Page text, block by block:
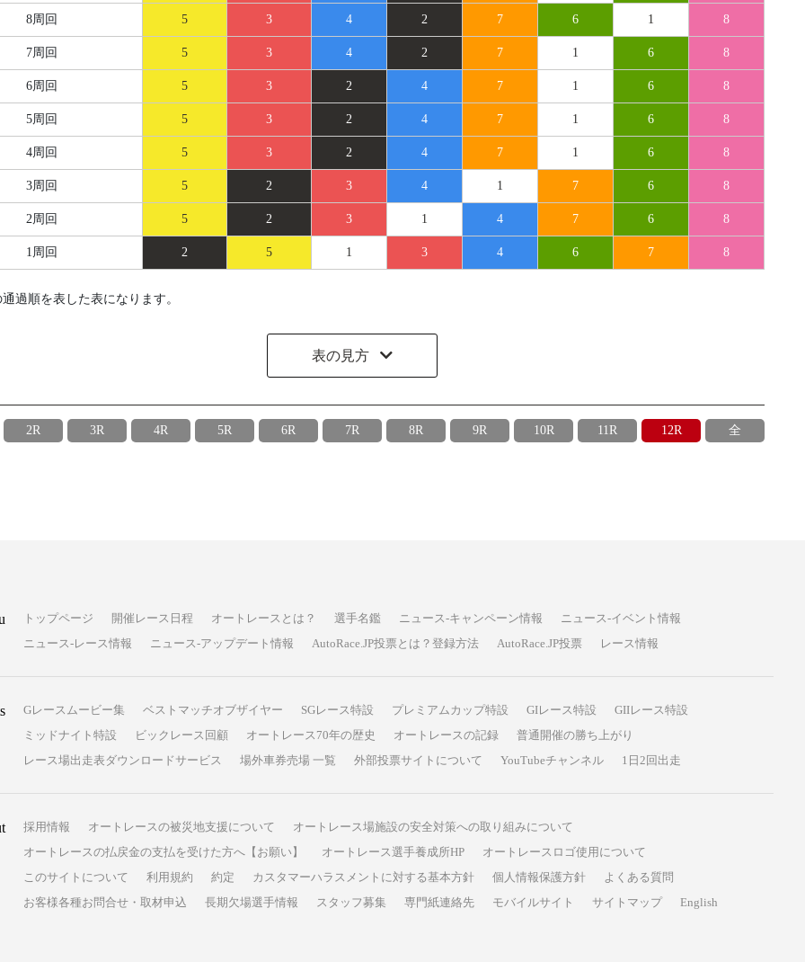
8周回 5 3 4 2 7 6 1 8
7周回 5 3 4 2 7 1 6 8
6周回 5 3 2 4 7 1 6 8
5周回 5 3 2 4 7 1 6 8
4周回 5 3 2 4 7 1 6 8
3周回 5 2 3 4 1 7 6 8
2周回 5 2 3 1 4 7 6 8
1周回 2 5 1 3 4 6 7 8
過順を表した表になります。
表の見方
2R 3R 4R 5R 6R 7R 8R 9R 10R 11R 12R 全
トップページ 開催レース日程 オートレースとは？ 選手名鑑 ニュース-キャンペーン情報
ニュース-イベント情報
ニュース-レース情報
ニュース-アップデート情報 AutoRace.JP投票とは？登録方法 AutoRace.JP投票 レース情報
Gレースムービー集 ベストマッチオブザイヤー SGレース特設 プレミアムカップ特設 GIレース特設
GIIレース特設
ミッドナイト特設
ビックレース回顧 オートレース70年の歴史 オートレースの記録
普通開催の勝ち上がり
レース場出走表ダウンロードサービス
場外車券売場 一覧 外部投票サイトについて YouTubeチャンネル 1日2回出走
採用情報 オートレースの被災地支援について
オートレース場施設の安全対策への取り組みについて
オートレースの払戻金の支払を受けた方へ【お願い】
オートレース選手養成所HP
オートレースロゴ使用について
このサイトについて
利用規約 約定 カスタマーハラスメントに対する基本方針 個人情報保護方針
よくある質問
お客様各種お問合せ・取材申込
長期欠場選手情報 スタッフ募集 専門紙連絡先 モバイルサイト サイトマップ English